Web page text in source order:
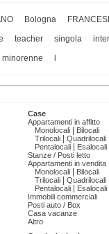
Bologna
teacher singola
minorenne
Case
Appartamenti in affitto
Monolocali
Bilocali
Trilocali
Quadrilocali
Pentalocali
Esalocali
Stanze / Posti letto
Appartamenti in vendita
Monolocali
Bilocali
Trilocali
Quadrilocali
Pentalocali
Esalocali
Immobili commerciali
Posti auto / Box
Casa vacanze
Altro